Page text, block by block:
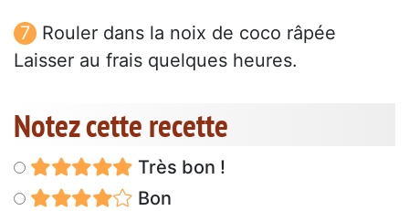
Rouler dans la noix de coco râpée
Laisser au frais quelques heures.
Notez cette recette
Très bon !
Bon